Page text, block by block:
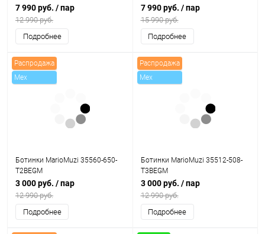
7 990 руб. / пар
12 990 руб.
Подробнее
7 990 руб. / пар
15 990 руб.
Подробнее
Распродажа
Mex
Ботинки MarioMuzi 35560-650-
T2BEGM
3 000 руб. / пар
12 990 руб.
Подробнее
Распродажа
Mex
Ботинки MarioMuzi 35512-508-
T3BEGM
3 000 руб. / пар
12 990 руб.
Подробнее